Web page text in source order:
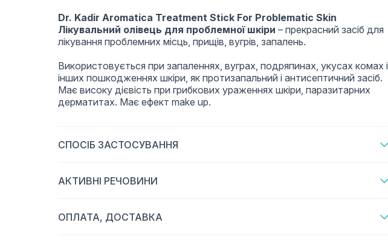
Dr. Kadir Aromatica Treatment Stick For Problematic Skin
Лікувальний олівець для проблемної шкіри – прекрасний засіб для
лікування проблемних місць, прищів, вугрів, запалень.
Використовується при запаленнях, вуграх, подряпинах, укусах комах і
інших пошкодженнях шкіри, як протизапальний і антисептичний засіб.
Має високу дієвість при грибкових ураженнях шкіри, паразитарних
дерматитах. Має ефект make up.
СПОСІБ ЗАСТОСУВАННЯ
АКТИВНІ РЕЧОВИНИ
ОПЛАТА, ДОСТАВКА